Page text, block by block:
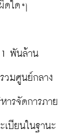
ดใดๆ
1 พันล้าน
วมศูนย์กลาง
ารจัดการภาย
บียนในฐานะ